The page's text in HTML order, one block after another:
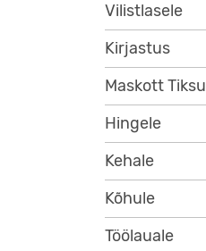
Vilistlasele
Kirjastus
Maskott Tiksu
Hingele
Kehale
Kõhule
Töölauale